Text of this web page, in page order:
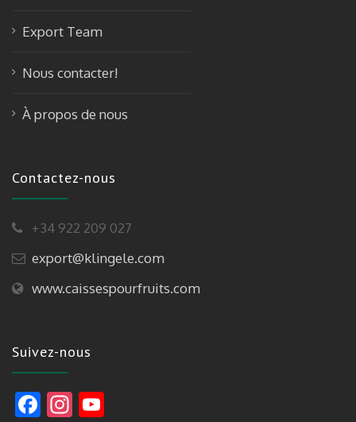
Export Team
Nous contacter!
À propos de nous
Contactez-nous
+34 922 209 027
export@klingele.com
www.caissespourfruits.com
Suivez-nous
F In